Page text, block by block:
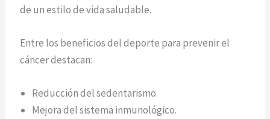
de un estilo de vida saludable.
Entre los beneficios del deporte para prevenir el
cáncer destacan:
Reducción del sedentarismo.
Mejora del sistema inmunológico.